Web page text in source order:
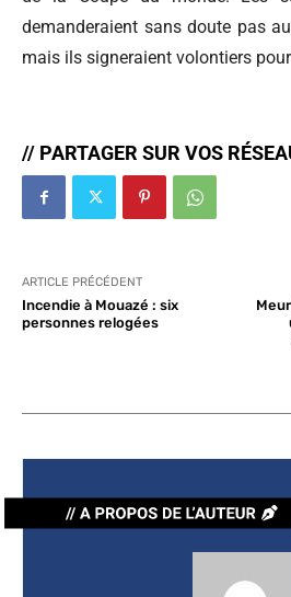
demanderaient sans doute pas
mais ils signeraient volontiers
// PARTAGER SUR VOS
ARTICLE PRÉCÉDENT
Incendie à Mouazé : six
personnes relogées